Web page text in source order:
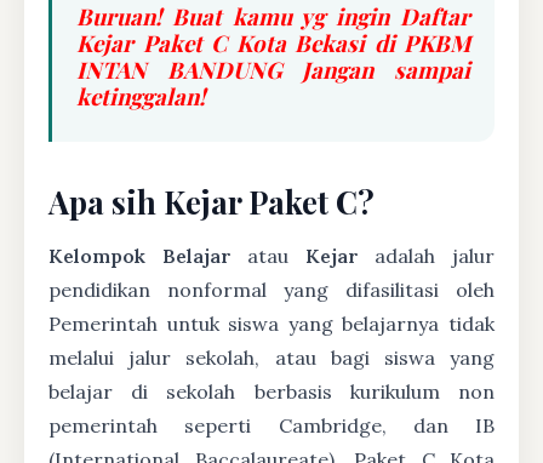
Buruan! Buat kamu yg ingin Daftar
Kejar Paket C Kota Bekasi di PKBM
INTAN BANDUNG Jangan sampai
ketinggalan!
Apa sih Kejar Paket C?
Kelompok Belajar atau Kejar adalah jalur
pendidikan nonformal yang difasilitasi oleh
Pemerintah untuk siswa yang belajarnya tidak
melalui jalur sekolah, atau bagi siswa yang
belajar di sekolah berbasis kurikulum non
pemerintah seperti Cambridge, dan IB